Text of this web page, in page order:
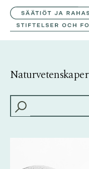
FIN
ENG
Naturvetenskaper
HAKU: